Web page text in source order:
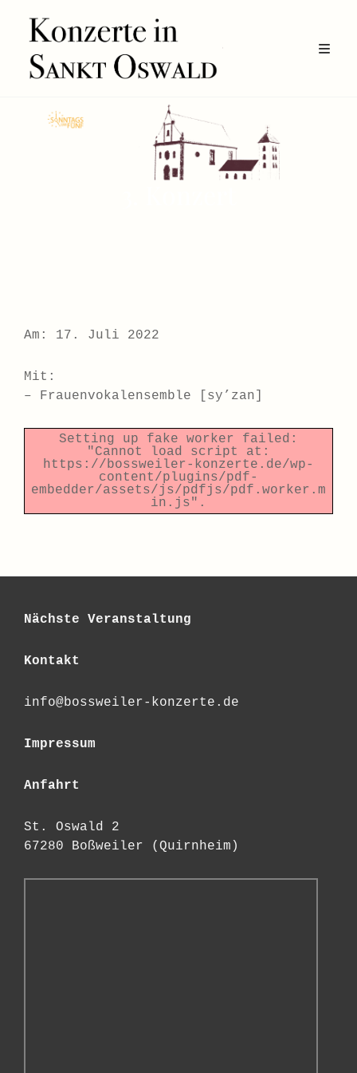
Am: 17. Juli 2022
Mit:
– Frauenvokalensemble [sy’zan]
Setting up fake worker failed:
"Cannot load script at:
https://bossweiler-konzerte.de/wp-
content/plugins/pdf-
embedder/assets/js/pdfjs/pdf.worker.m
in.js".
Nächste Veranstaltung
Kontakt
info@bossweiler-konzerte.de
Impressum
Anfahrt
St. Oswald 2
67280 Boßweiler (Quirnheim)